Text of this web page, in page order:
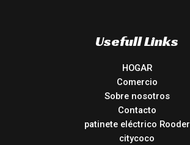
Usefull Links
HOGAR
Comercio
Sobre nosotros
Contacto
patinete eléctrico Rooder
citycoco